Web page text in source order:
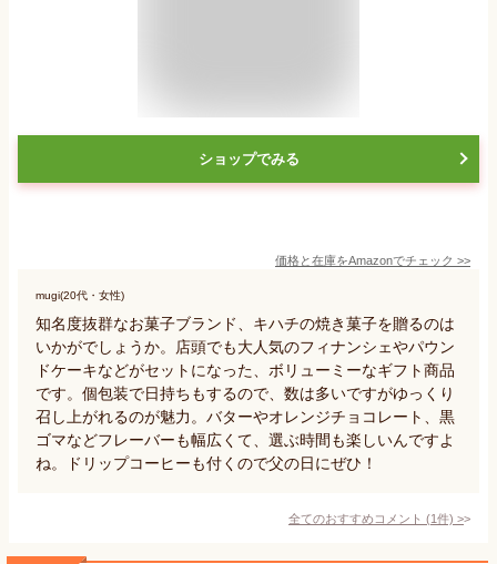
ショップでみる
価格と在庫をAmazonでチェック >>
mugi(20代・女性)
知名度抜群なお菓子ブランド、キハチの焼き菓子を贈るのは
いかがでしょうか。店頭でも大人気のフィナンシェやパウン
ドケーキなどがセットになった、ボリューミーなギフト商品
です。個包装で日持ちもするので、数は多いですがゆっくり
召し上がれるのが魅力。バターやオレンジチョコレート、黒
ゴマなどフレーバーも幅広くて、選ぶ時間も楽しいんですよ
ね。ドリップコーヒーも付くので父の日にぜひ！
全てのおすすめコメント (1件) >